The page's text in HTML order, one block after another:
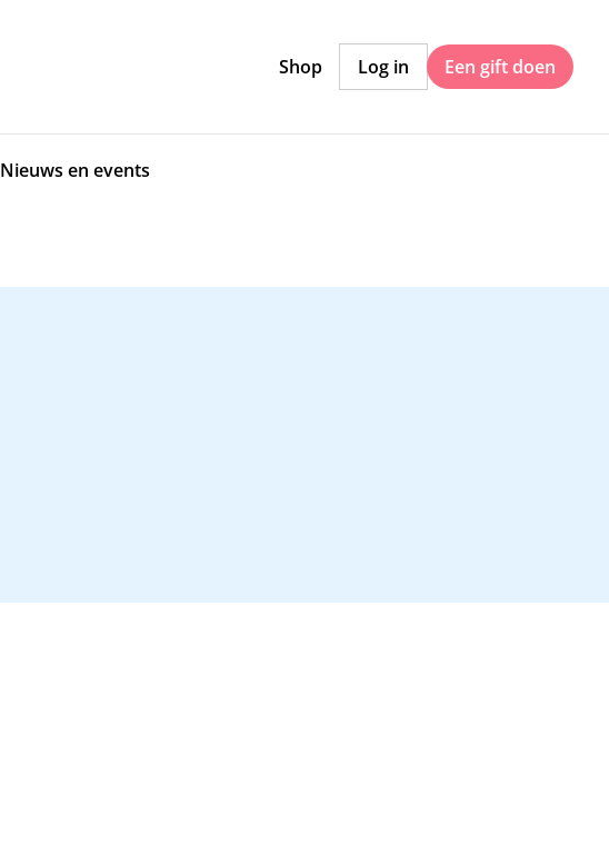
Shop Log in Een gift doen
Nieuws en events